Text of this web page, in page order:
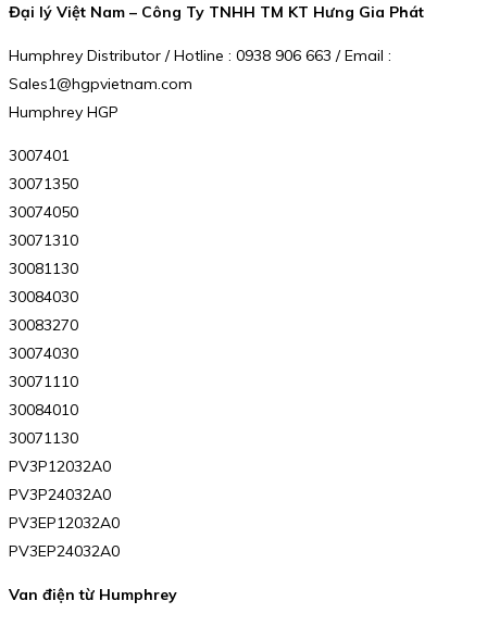
Đại lý Việt Nam – Công Ty TNHH TM KT Hưng Gia Phát
Humphrey Distributor / Hotline : 0938 906 663 / Email :
Sales1@hgpvietnam.com
Humphrey HGP
3007401
30071350
30074050
30071310
30081130
30084030
30083270
30074030
30071110
30084010
30071130
PV3P12032A0
PV3P24032A0
PV3EP12032A0
PV3EP24032A0
Van điện từ Humphrey